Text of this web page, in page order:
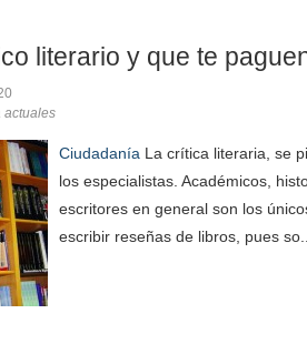
literario y que te
actuales
Ciudadanía La crítica literaria, se
los especialistas. Académicos,
escritores en general son los
escribir reseñas de libros, pues